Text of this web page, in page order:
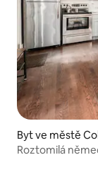
Byt ve městě
Roztomilá